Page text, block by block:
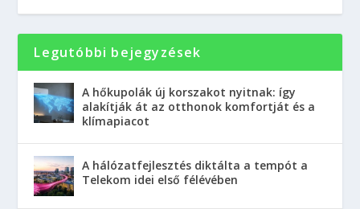
Legutóbbi bejegyzések
A hőkupolák új korszakot nyitnak: így
alakítják át az otthonok komfortját és a
klímapiacot
A hálózatfejlesztés diktálta a tempót a
Telekom idei első félévében